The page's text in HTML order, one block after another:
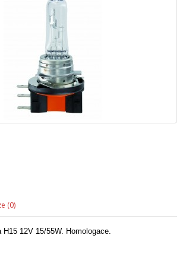
(0)
H15 12V 15/55W. Homologace.